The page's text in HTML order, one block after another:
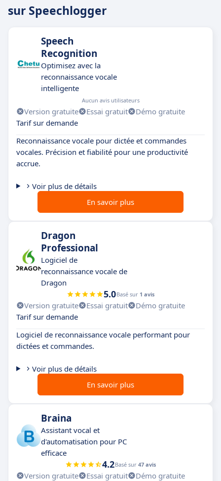
sur Speechlogger
Speech
Recognition
Optimisez avec la
reconnaissance vocale
intelligente
Aucun avis utilisateurs
Version gratuite Essai gratuit
Démo gratuite
Tarif sur demande
Reconnaissance vocale pour dictée et commandes
vocales. Précision et fiabilité pour une productivité
accrue.
Voir plus de détails
En savoir plus
Dragon
Professional
Logiciel de
reconnaissance vocale de
Dragon
5.0Basé sur 1 avis
Version gratuite Essai gratuit
Démo gratuite
Tarif sur demande
Logiciel de reconnaissance vocale performant pour
dictées et commandes.
Voir plus de détails
En savoir plus
Braina
Assistant vocal et
d'automatisation pour PC
efficace
4.2Basé sur 47 avis
Version gratuite Essai gratuit
Démo gratuite